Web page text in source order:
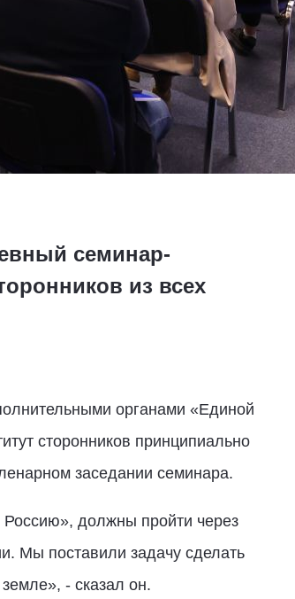
семинар-
из всех
органами «Единой
сторонников принципиально
заседании семинара.
Россию», должны пройти через
Мы поставили задачу сделать
- сказал он.